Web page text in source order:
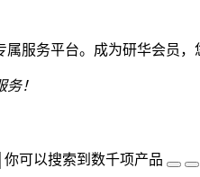
属服务平台。成为研华会员
！
你可以搜索到数千项产品